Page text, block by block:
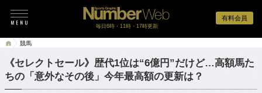
有料会員
毎日6時・11時・17時更新
競馬
《セレクトセール》歴代1位は“6億円”だけど…高額馬た
ちの「意外なその後」今年最高額の更新は？